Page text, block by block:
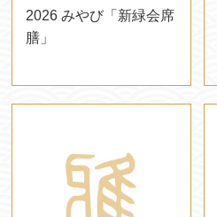
2026 みやび「新緑会席
膳」